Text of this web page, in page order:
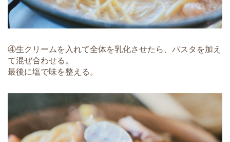
④生クリームを入れて全体を乳化させたら、パスタを加え
て混ぜ合わせる。
最後に塩で味を整える。